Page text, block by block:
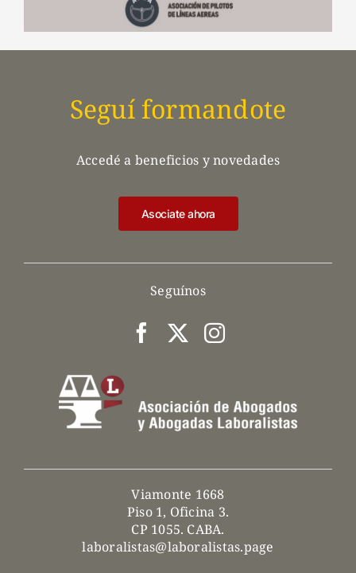
Viamonte 1668
Piso 1, Oficina 3.
CP 1055. CABA.
laboralistas@laboralistas.page
Seguínos
Seguí formandote
Accedé a beneficios y novedades
Asociate ahora